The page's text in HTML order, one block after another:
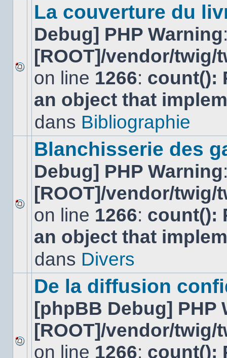
Aucun
nouveau
message
non-
dans
La couverture du
Debug] PHP Warning
[ROOT]/vendor/
on line 1266: count():
an object that
dans Bibliographie
Aucun
nouveau
message
non-
dans
Blanchisserie des
Debug] PHP Warning
[ROOT]/vendor/
on line 1266: count():
an object that
dans Divers
Aucun
De la diffusion
[phpBB Debug] PHP
[ROOT]/vendor/
on line 1266: count():